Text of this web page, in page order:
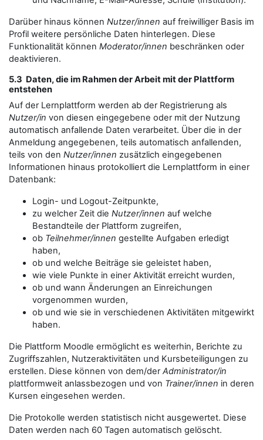
Darüber hinaus können Nutzer/innen auf freiwilliger Basis im
Profil weitere persönliche Daten hinterlegen. Diese
Funktionalität können Moderator/innen beschränken oder
deaktivieren.
5.3 Daten, die im Rahmen der Arbeit mit der Plattform
entstehen
Auf der Lernplattform werden ab der Registrierung als
Nutzer/in von diesen eingegebene oder mit der Nutzung
automatisch anfallende Daten verarbeitet. Über die in der
Anmeldung angegebenen, teils automatisch anfallenden,
teils von den Nutzer/innen zusätzlich eingegebenen
Informationen hinaus protokolliert die Lernplattform in einer
Datenbank:
Login- und Logout-Zeitpunkte,
zu welcher Zeit die Nutzer/innen auf welche
Bestandteile der Plattform zugreifen,
ob Teilnehmer/innen gestellte Aufgaben erledigt
haben,
ob und welche Beiträge sie geleistet haben,
wie viele Punkte in einer Aktivität erreicht wurden,
ob und wann Änderungen an Einreichungen
vorgenommen wurden,
ob und wie sie in verschiedenen Aktivitäten mitgewirkt
haben.
Die Plattform Moodle ermöglicht es weiterhin, Berichte zu
Zugriffszahlen, Nutzeraktivitäten und Kursbeteiligungen zu
erstellen. Diese können von dem/derAdministrator/in
plattformweit anlassbezogen und von Trainer/innen in deren
Kursen eingesehen werden.
Die Protokolle werden statistisch nicht ausgewertet. Diese
Daten werden nach 60 Tagen automatisch gelöscht.